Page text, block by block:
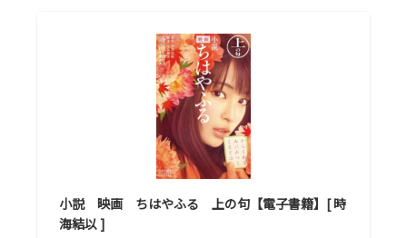
小説 映画 ちはやふる 上の句【電子書籍】[ 時
海結以 ]